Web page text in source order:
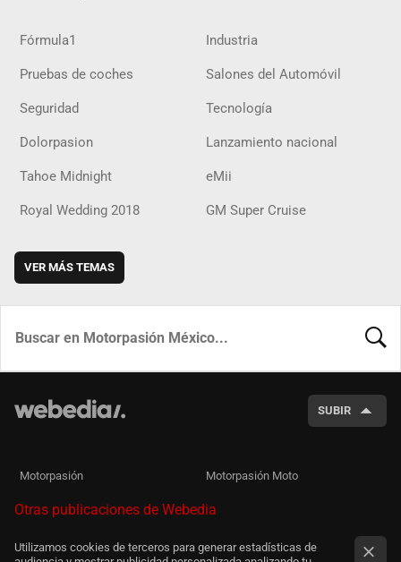
Fórmula1 Industria
Pruebas de coches Salones del Automóvil
Seguridad Tecnología
Dolorpasion Lanzamiento nacional
Tahoe Midnight eMii
Royal Wedding 2018 GM Super Cruise
VER MÁS TEMAS
SUBIR
Motorpasión Motorpasión Moto
Otras publicaciones de Webedia
Utilizamos cookies de terceros para generar estadísticas de